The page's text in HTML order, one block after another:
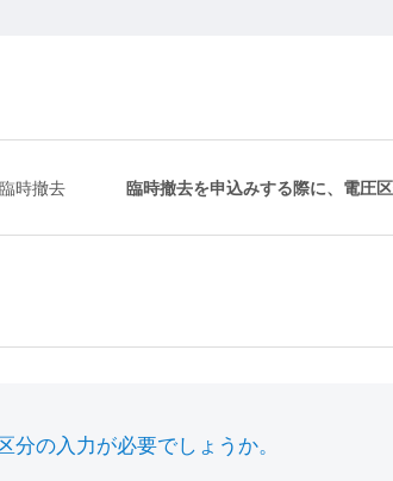
臨時撤去 臨時撤去を申込みする際に、電圧
の入力が必要でしょうか。